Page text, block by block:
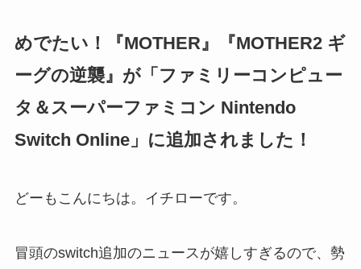
めでたい！『MOTHER』『MOTHER2 ギ
ーグの逆襲』が「ファミリーコンピュー
タ＆スーパーファミコン Nintendo
Switch Online」に追加されました！
どーもこんにちは。イチローです。
冒頭のswitch追加のニュースが嬉しすぎるので、勢